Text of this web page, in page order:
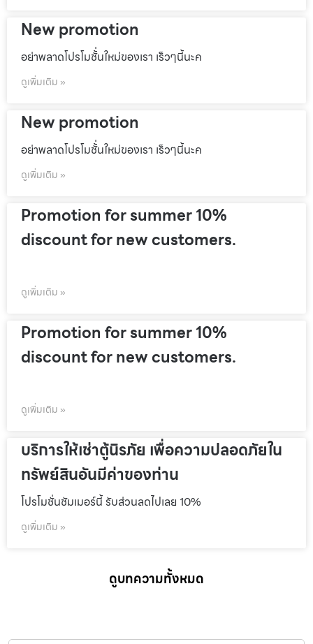
New promotion
อย่าพลาดโปรโมชั้่นใหม่ของเรา เร็วๆนี้นะค
ดูเพิ่มเติม »
New promotion
อย่าพลาดโปรโมชั้่นใหม่ของเรา เร็วๆนี้นะค
ดูเพิ่มเติม »
Promotion for summer 10%
discount for new customers.
ดูเพิ่มเติม »
Promotion for summer 10%
discount for new customers.
ดูเพิ่มเติม »
บริการให้เช่าตู้นิรภัย เพื่อความปลอดภัยใน
ทรัพย์สินอันมีค่าของท่าน
โปรโมชั่นชัมเมอร์นี้ รับส่วนลดไปเลย 10%
ดูเพิ่มเติม »
ดูบทความทั้งหมด